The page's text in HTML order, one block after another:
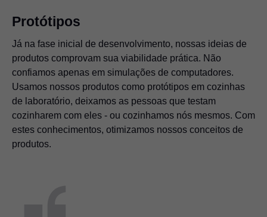
Protótipos
Já na fase inicial de desenvolvimento, nossas ideias de
produtos comprovam sua viabilidade prática. Não
confiamos apenas em simulações de computadores.
Usamos nossos produtos como protótipos em cozinhas
de laboratório, deixamos as pessoas que testam
cozinharem com eles - ou cozinhamos nós mesmos. Com
estes conhecimentos, otimizamos nossos conceitos de
produtos.